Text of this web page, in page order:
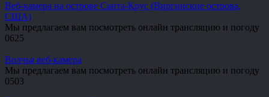
Веб-камера на острове Санта-Крус (Виргинские острова,
США)
Мы предлагаем вам посмотреть онлайн трансляцию и погоду
0625
Волчья веб-камера
Мы предлагаем вам посмотреть онлайн трансляцию и погоду
0503